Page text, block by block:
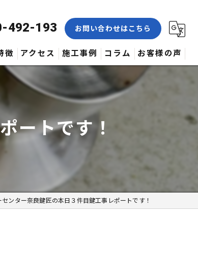
492-193 お問い合わせはこちら
徴 アクセス 施工事例 コラム お客様の声
ートです！
センター奈良鍵匠の本日３件目鍵工事レポートです！